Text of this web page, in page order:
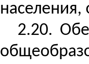
населения,
2.20.